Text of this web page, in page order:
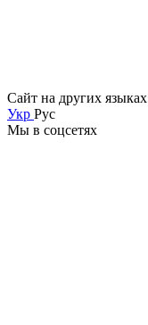
Сайт на других языках
Укр Рус
Мы в соцсетях